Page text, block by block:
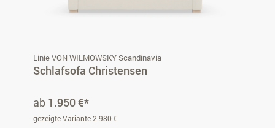
Linie VON WILMOWSKY Scandinavia
Schlafsofa Christensen
ab 1.950 €*
gezeigte Variante 2.980 €